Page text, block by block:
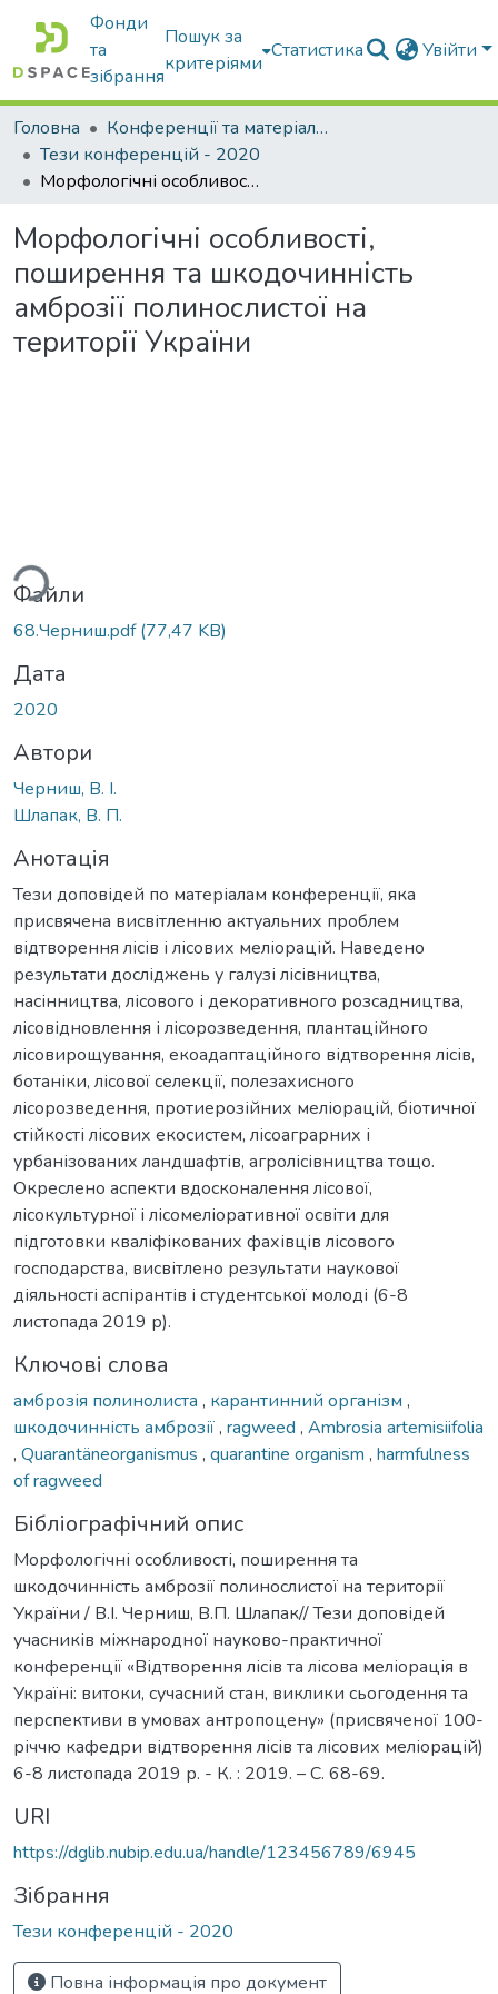
Фонди
та
зібрання
Пошук за
критеріями
Статистика Увійти
Головна
Конференції та матеріали конференцій
Тези конференцій - 2020
Морфологічні особливості, поширення та шкодочинність амброзії полинослистої на території України
Морфологічні особливості,
поширення та шкодочинність
амброзії полинослистої на
території України
Файли
68.Черниш.pdf(77,47 KB)
Дата
2020
Автори
Черниш, В. І.
Шлапак, В. П.
Анотація
Тези доповідей по матеріалам конференції, яка
присвячена висвітленню актуальних проблем
відтворення лісів і лісових меліорацій. Наведено
результати досліджень у галузі лісівництва,
насінництва, лісового і декоративного розсадництва,
лісовідновлення і лісорозведення, плантаційного
лісовирощування, екоадаптаційного відтворення лісів,
ботаніки, лісової селекції, полезахисного
лісорозведення, протиерозійних меліорацій, біотичної
стійкості лісових екосистем, лісоаграрних і
урбанізованих ландшафтів, агролісівництва тощо.
Окреслено аспекти вдосконалення лісової,
лісокультурної і лісомеліоративної освіти для
підготовки кваліфікованих фахівців лісового
господарства, висвітлено результати наукової
діяльності аспірантів і студентської молоді (6-8
листопада 2019 р).
Ключові слова
амброзія полинолиста , карантинний організм ,
шкодочинність амброзії, ragweed , Ambrosia artemisiifolia
, Quarantäneorganismus , quarantine organism , harmfulness
of ragweed
Бібліографічний опис
Морфологічні особливості, поширення та
шкодочинність амброзії полинослистої на території
України / В.І. Черниш, В.П. Шлапак// Тези доповідей
учасників міжнародної науково-практичної
конференції «Відтворення лісів та лісова меліорація в
Україні: витоки, сучасний стан, виклики сьогодення та
перспективи в умовах антропоцену» (присвяченої 100-
річчю кафедри відтворення лісів та лісових меліорацій)
6-8 листопада 2019 р. - К. : 2019. – С. 68-69.
URI
https://dglib.nubip.edu.ua/handle/123456789/6945
Зібрання
Тези конференцій - 2020
Повна інформація про документ